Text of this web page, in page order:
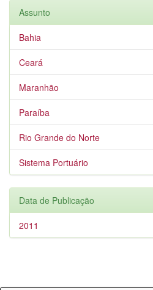
Assunto
Bahia
Ceará
Maranhão
Paraíba
Rio Grande do Norte
Sistema Portuário
Data de Publicação
2011